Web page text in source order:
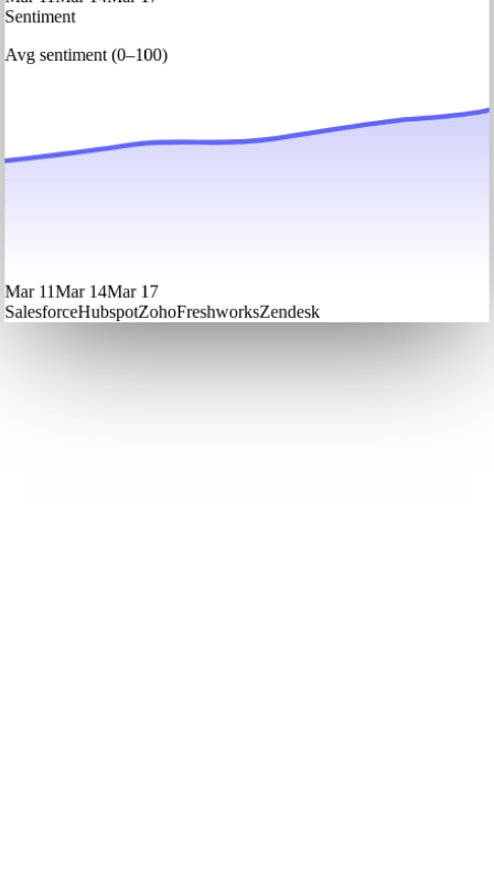
Sentiment
Avg sentiment (0–100)
Mar 11Mar 14Mar 17
SalesforceHubspotZohoFreshworksZendesk